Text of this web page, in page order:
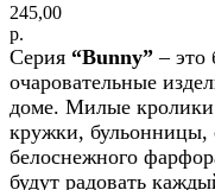
245,00
р.
Серия “Bunny” – это
очаровательные
доме. Милые
кружки, бульонницы,
белоснежного
будут радовать